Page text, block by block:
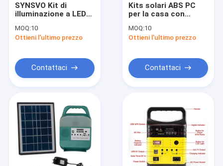
SYNSVO Kit di
illuminazione a LED
batterie
MOQ:10
Ottieni l'ultimo prezzo
Contattaci
Kits solari ABS PC
per la casa con
pulsante
MOQ:10
Ottieni l'ultimo prezzo
Contattaci